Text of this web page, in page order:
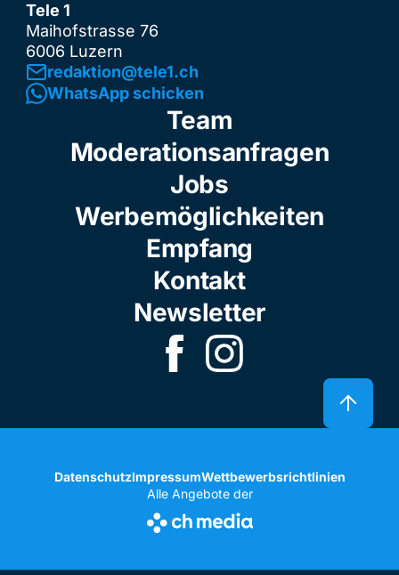
Tele 1
Maihofstrasse 76
6006 Luzern
redaktion@tele1.ch
WhatsApp schicken
Team
Moderationsanfragen
Jobs
Werbemöglichkeiten
Empfang
Kontakt
Newsletter
DatenschutzImpressumWettbewerbsrichtlinien
Alle Angebote der